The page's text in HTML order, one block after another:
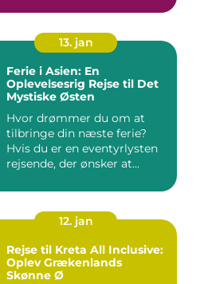
13. jan
Ferie i Asien: En
Oplevelsesrig Rejse til Det
Mystiske Østen
Hvor drømmer du om at
tilbringe din næste ferie?
Hvis du er en eventyrlysten
rejsende, der ønsker at...
12. jan
Rejse til Kreta All Inclusive:
Oplev Grækenlands
Skønne Ø